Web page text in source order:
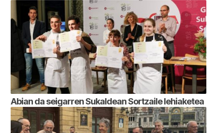
Abian da seigarren Sukaldean Sortzaile lehiaketea